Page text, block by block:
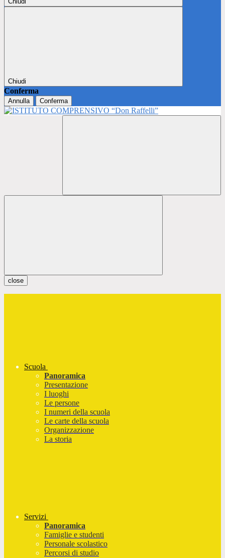
Chiudi
Conferma
Annulla Conferma
close
Scuola
Panoramica
Presentazione
I luoghi
Le persone
I numeri della scuola
Le carte della scuola
Organizzazione
La storia
Servizi
Panoramica
Famiglie e studenti
Personale scolastico
Percorsi di studio